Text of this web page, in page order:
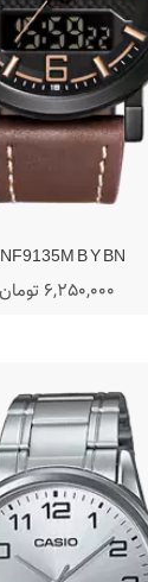
NF9135M B Y BN
6,250,000 تومان